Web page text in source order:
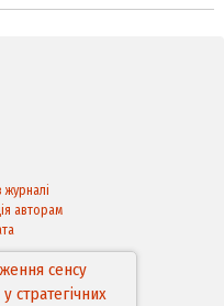
журналі
авторам
положень